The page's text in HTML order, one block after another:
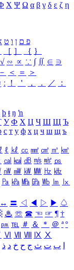
Χ Ψ Ω α β γ δ ε ζ η
פ ם ן ו ט
［ ］ ｛ ｝
√ ∽ ∝ ∵ ∫ ∬ ∈ ∋
－ ＜ ＝
＞
ː ！ ＇ ， ． ／
：
þ ŧ ŋ ŉ
У Ф Х Ц Ч Ш Щ Ъ
с т у ф х ц ч ш щ ъ
ℓ ㎘ ㏄ ㎣ ㎤ ㎥ ㎦
㎈ ㎉ ㏈ ㎧ ㎨ ㎰
㎻ ㎽ ㎾ ㎿ ㎐ ㎑
㎩ ㎪ ㎫ ㎬ ㏝ ㏐
㏓
↔ 〓 ◁ ◀ ▷ ▶ ♤
♨ ☏ ☎ ☜ ☞ ¶ †
㏘ ℡ ＃ ＆ ＊ ＠ ª º
Ⅵ Ⅶ Ⅷ Ⅸ Ⅹ
ب ت ث ج ح خ د ذ